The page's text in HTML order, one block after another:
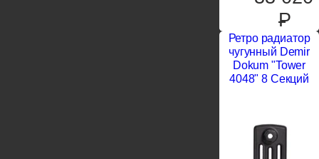
P
Ретро радиатор
чугунный Demir
Dokum "Tower
4048" 8 Секций